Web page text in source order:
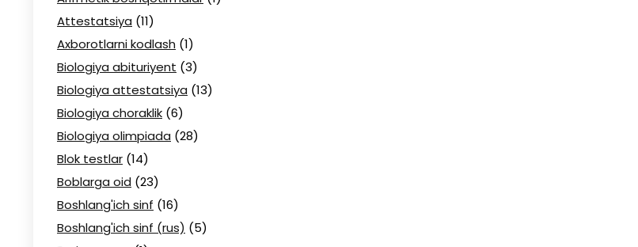
Attestatsiya (11)
Axborotlarni kodlash (1)
Biologiya abituriyent (3)
Biologiya attestatsiya (13)
Biologiya choraklik (6)
Biologiya olimpiada (28)
Blok testlar (14)
Boblarga oid (23)
Boshlang'ich sinf (16)
Boshlang'ich sinf (rus) (5)